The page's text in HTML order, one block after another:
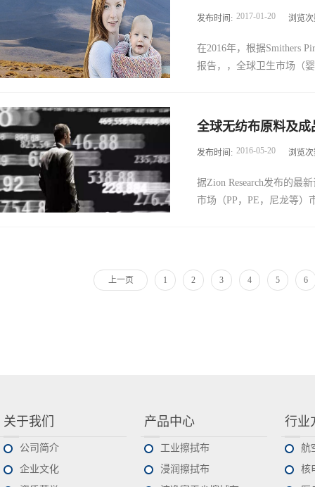
2020年期间约为2％年增长
张。由于生产线装配时间
正在进行或宣布2015-2020
2010-2020年，因为后期
项目，2015 - 2017年在南
在2016年，根据Smithers
报告，，全球卫生市场（
性卫生棉垫和棉条，成人
大型手术衣和铺单市场继
卫生市场的三个主要组成
代可重复使用的产品。
愿意放弃一次性用品的
发布时间: 2017-01-20 浏览
据Zion Research发布的最
市场（PP，PE，尼龙等）
于一次性产品，特别是医
动力。土工布产业也同样
发布时间: 2016-05-20 浏览
上一页 1 2 3 4 5 6
关于我们
公司简介
企业文化
产品中心
工业擦拭布
浸润擦拭布
行业
航
核